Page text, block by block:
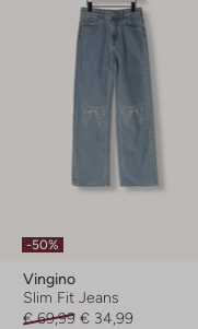
-50%
Vingino
Slim Fit Jeans
€ 69,99 € 34,99